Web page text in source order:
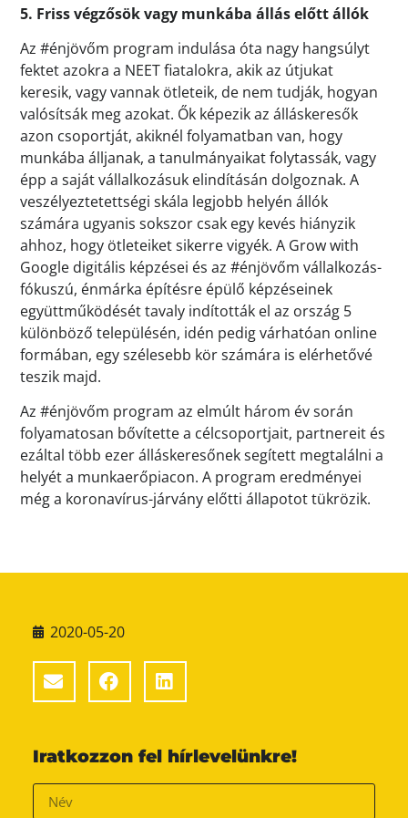
5. Friss végzősök vagy munkába állás előtt állók
Az #énjövőm program indulása óta nagy hangsúlyt
fektet azokra a NEET fiatalokra, akik az útjukat
keresik, vagy vannak ötleteik, de nem tudják, hogyan
valósítsák meg azokat. Ők képezik az álláskeresők
azon csoportját, akiknél folyamatban van, hogy
munkába álljanak, a tanulmányaikat folytassák, vagy
épp a saját vállalkozásuk elindításán dolgoznak. A
veszélyeztetettségi skála legjobb helyén állók
számára ugyanis sokszor csak egy kevés hiányzik
ahhoz, hogy ötleteiket sikerre vigyék. A Grow with
Google digitális képzései és az #énjövőm vállalkozás-
fókuszú, énmárka építésre épülő képzéseinek
együttműködését tavaly indították el az ország 5
különböző településén, idén pedig várhatóan online
formában, egy szélesebb kör számára is elérhetővé
teszik majd.
Az #énjövőm program az elmúlt három év során
folyamatosan bővítette a célcsoportjait, partnereit és
ezáltal több ezer álláskeresőnek segített megtalálni a
helyét a munkaerőpiacon. A program eredményei
még a koronavírus-járvány előtti állapotot tükrözik.
2020-05-20
Iratkozzon fel hírlevelünkre!